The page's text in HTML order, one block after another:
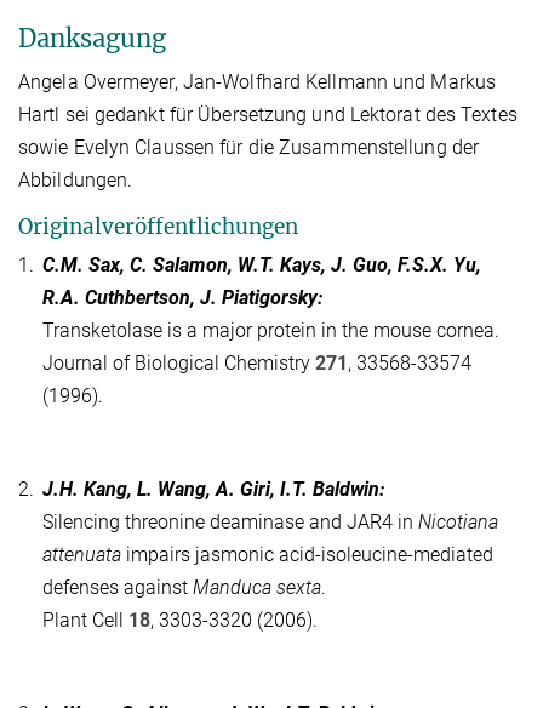
Danksagung
Angela Overmeyer, Jan-Wolfhard Kellmann und Markus
Hartl sei gedankt für Übersetzung und Lektorat des Textes
sowie Evelyn Claussen für die Zusammenstellung der
Abbildungen.
Originalveröffentlichungen
1. C.M. Sax, C. Salamon, W.T. Kays, J. Guo, F.S.X. Yu,
R.A. Cuthbertson, J. Piatigorsky:
Transketolase is a major protein in the mouse cornea.
Journal of Biological Chemistry 271 , 33568-33574
(1996).
2. J.H. Kang, L. Wang, A. Giri, I.T. Baldwin:
Silencing threonine deaminase and JAR4 in Nicotiana
attenuata impairs jasmonic acid-isoleucine-mediated
defenses against Manduca sexta.
Plant Cell 18, 3303-3320 (2006).